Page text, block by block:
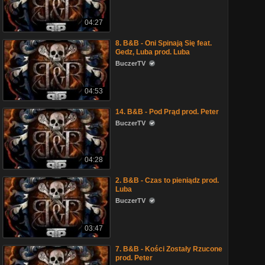
04:27
04:53
8. B&B - Oni Spinają Się feat.
Gedz, Luba prod. Luba
BuczerTV
04:28
14. B&B - Pod Prąd prod. Peter
BuczerTV
03:47
2. B&B - Czas to pieniądz prod.
Luba
BuczerTV
7. B&B - Kości Zostały Rzucone
prod. Peter